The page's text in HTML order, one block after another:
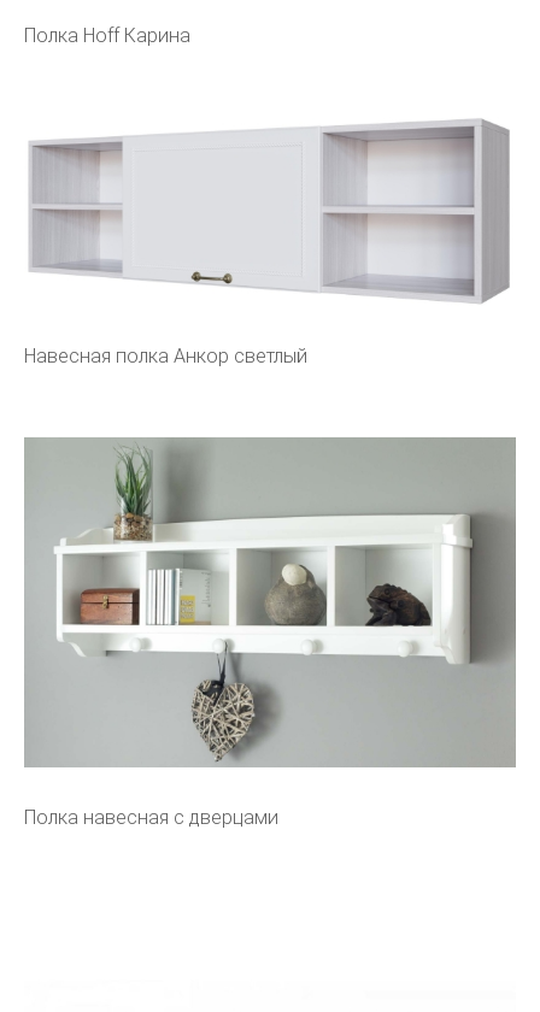
Полка Hoff Карина
Навесная полка Анкор светлый
Полка навесная с дверцами